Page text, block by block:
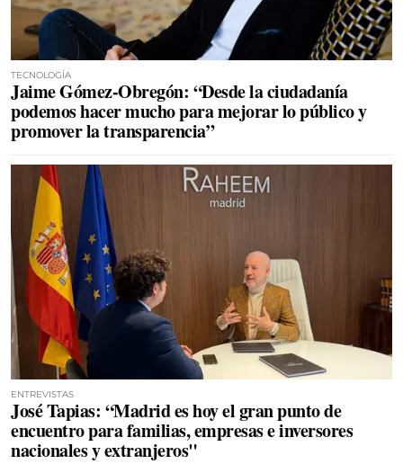
TECNOLOGÍA
Jaime Gómez-Obregón: “Desde la ciudadanía
podemos hacer mucho para mejorar lo público y
promover la transparencia”
ENTREVISTAS
José Tapias: “Madrid es hoy el gran punto de
encuentro para familias, empresas e inversores
nacionales y extranjeros"